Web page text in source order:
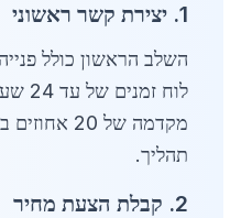
1. יצירת קשר ראשוני
השלב הראשון כולל
לוח
מקדמה של
תהליך.
2. קבלת הצעת מחיר